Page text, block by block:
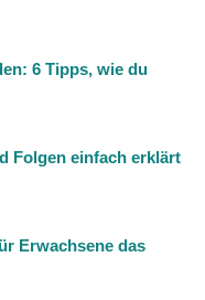
6 Tipps, wie du
Folgen einfach erklärt
Erwachsene das